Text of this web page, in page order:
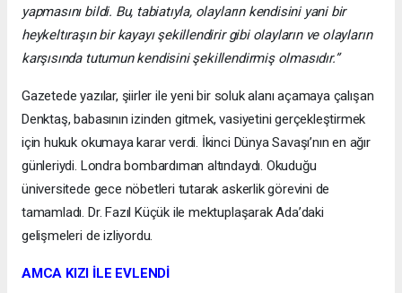
yapmasını bildi. Bu, tabiatıyla, olayların kendisini yani bir
heykeltıraşın bir kayayı şekillendirir gibi olayların ve olayların
karşısında tutumun kendisini şekillendirmiş olmasıdır.”
Gazetede yazılar, şiirler ile yeni bir soluk alanı açamaya çalışan
Denktaş, babasının izinden gitmek, vasiyetini gerçekleştirmek
için hukuk okumaya karar verdi. İkinci Dünya Savaşı’nın en ağır
günleriydi. Londra bombardıman altındaydı. Okuduğu
üniversitede gece nöbetleri tutarak askerlik görevini de
tamamladı. Dr. Fazıl Küçük ile mektuplaşarak Ada’daki
gelişmeleri de izliyordu.
AMCA KIZI İLE EVLENDİ